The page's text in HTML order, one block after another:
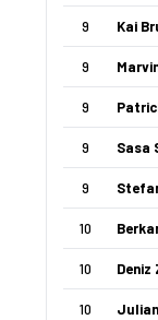
9 Kai
9
9
9 Sasa
9
10
10 Deniz
10